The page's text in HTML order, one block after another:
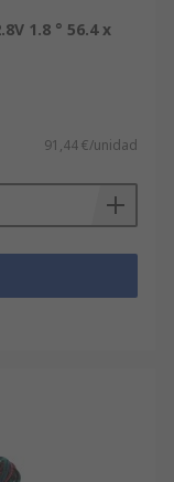
1.8 ° 56.4 x
91,44 €/unidad